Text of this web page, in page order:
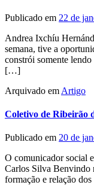
Publicado em 22 de
Andrea Ixchíu
semana, tive a
constrói somente
[…]
Arquivado em Artigo
Coletivo de Ribeirão
Publicado em 20 de
O comunicador social
Carlos Silva Benvindo
formação e relação